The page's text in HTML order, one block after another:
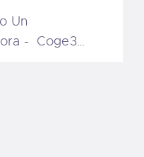
Un
- Coge3…